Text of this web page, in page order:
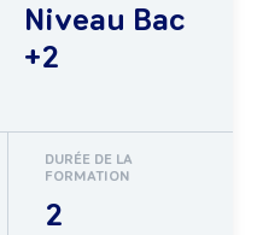
Niveau Bac
+2
DURÉE DE LA
FORMATION
2